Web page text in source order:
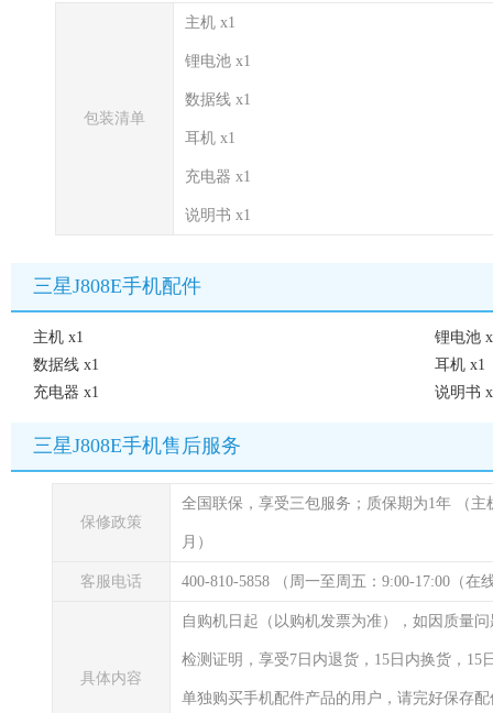
包装清单
主机 x1
锂电池 x1
数据线 x1
耳机 x1
充电器 x1
说明书 x1
三星J808E手机配件
主机 x1
锂电池
数据线 x1
耳机 x1
充电器 x1
说明书
三星J808E手机售后服务
保修政策
全国联保，享受三包服务；质保期为1年 （
月）
客服电话 400-810-5858 （周一至周五：9:00-17:00（在
具体内容
自购机日起（以购机发票为准），如因质量
检测证明，享受7日内退货，15日内换货，
单独购买手机配件产品的用户，请完好保存